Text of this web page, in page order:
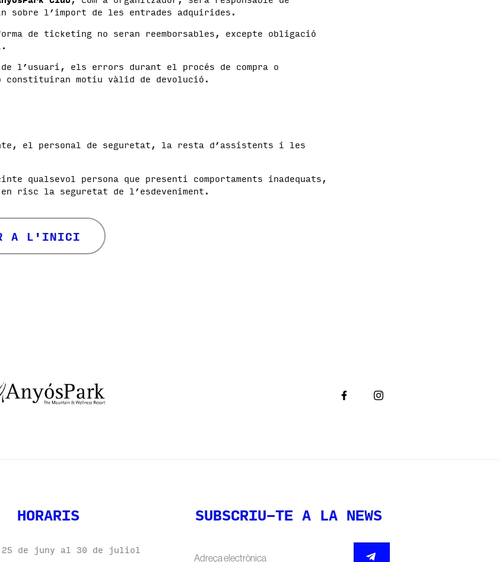
sobre l’import de les entrades adquirides.
de ticketing no seran reemborsables, excepte obligació
l’usuari, els errors durant el procés de compra o
constituiran motiu vàlid de devolució.
el personal de seguretat, la resta d’assistents i les
qualsevol persona que presenti comportaments inadequats,
risc la seguretat de l’esdeveniment.
A L'INICI
HORARIS
25 de juny al 30 de juliol
SUBSCRIU-TE A LA NEWS